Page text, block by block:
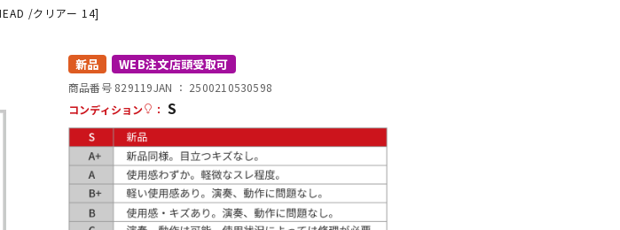
ウクレレ
その他楽器
レコーディン 配信/ライブ
/クリアー 14]
新品 WEB注文店頭受取可
商品番号 829119JAN ： 2500210530598
コンディション
： S